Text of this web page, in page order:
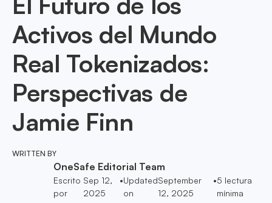
Activos del Mundo
Real Tokenizados:
Perspectivas de
Jamie Finn
WRITTEN BY
OneSafe Editorial Team
Escrito
por
Sep 12,
2025
•Updated
on
September
12, 2025
•5 lectura
mínima